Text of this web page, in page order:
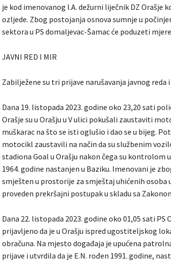
je kod imenovanog I.A. dežurni liječnik DZ
ozljede. Zbog postojanja osnova sumnje u
sektora u PS domaljevac-Šamac će poduzeti
JAVNI RED I MIR
Zabilježene su tri prijave narušavanja javnog reda
Dana 19. listopada 2023. godine oko 23,20 sati
Orašje su u Orašju u V ulici pokušali zaustaviti
muškarac na što se isti oglušio i dao se u bijeg.
motocikl zaustavili na način da su službenim
stadiona Goal u Orašju nakon čega su
1964. godine nastanjen u Baziku. Imenovani je
smješten u prostorije za smještaj uhićenih osoba
proveden prekršajni postupak u skladu sa
Dana 22. listopada 2023. godine oko 01,05 sati
prijavljeno da je u Orašju ispred ugostiteljskog
obračuna. Na mjesto događaja je upućena
prijave i utvrdila da je E.N. rođen 1991. godine,